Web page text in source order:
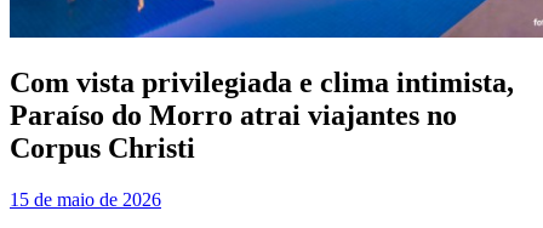
Com vista privilegiada e clima intimista,
Paraíso do Morro atrai viajantes no
Corpus Christi
15 de maio de 2026